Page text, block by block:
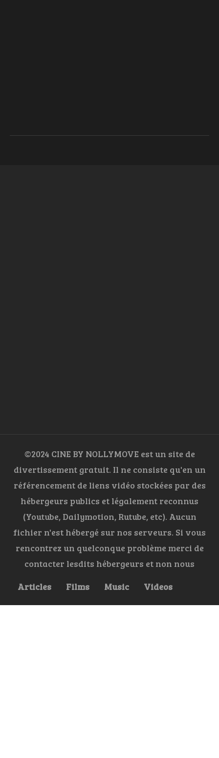
©2024 CINE BY NOLLYMOVE est un site de
divertissement gratuit. Il ne consiste qu'en un
référencement de liens vidéo stockées par des
hébergeurs publics et légalement reconnus
(Youtube, Dailymotion, Rutube, etc). Aucun
fichier n'est hébergé sur nos serveurs. Si vous
rencontrez un quelconque problème merci de
contacter lesdits hébergeurs et non nous
Articles
Films Music Videos